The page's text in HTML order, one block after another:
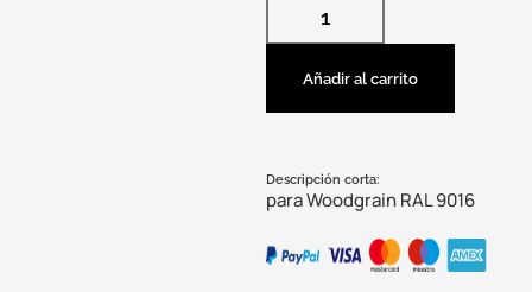
Añadir al carrito
Descripción corta:
para Woodgrain RAL 9016